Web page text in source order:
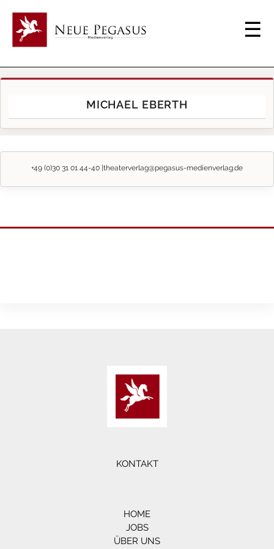
MICHAEL EBERTH
+49 (0)30 31 01 44-40 |theaterverlag@pegasus-medienverlag.de
KONTAKT
HOME
JOBS
ÜBER UNS